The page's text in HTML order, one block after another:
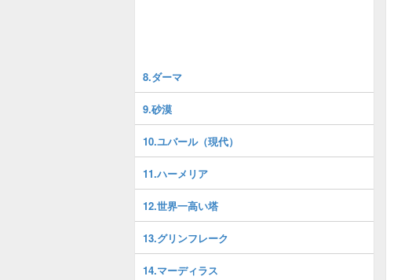
8.ダーマ
9.砂漠
10.ユバール（現代）
11.ハーメリア
12.世界一高い塔
13.グリンフレーク
14.マーディラス